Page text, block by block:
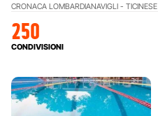
CRONACA LOMBARDIANAVIGLI - TICINESE
250
CONDIVISIONI